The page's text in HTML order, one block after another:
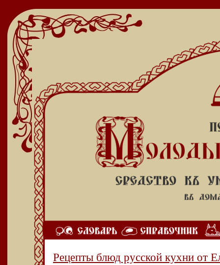
Рецепты блюд русской кухни от